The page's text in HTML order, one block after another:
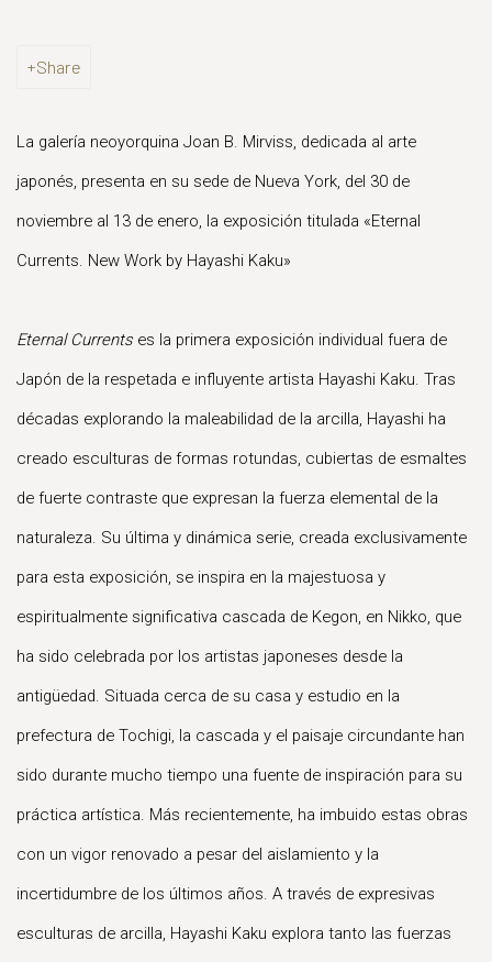
Share
La galería neoyorquina Joan B. Mirviss, dedicada al arte
japonés, presenta en su sede de Nueva York, del 30 de
noviembre al 13 de enero, la exposición titulada «Eternal
Currents. New Work by Hayashi Kaku»
Eternal Currents es la primera exposición individual fuera de
Japón de la respetada e influyente artista Hayashi Kaku. Tras
décadas explorando la maleabilidad de la arcilla, Hayashi ha
creado esculturas de formas rotundas, cubiertas de esmaltes
de fuerte contraste que expresan la fuerza elemental de la
naturaleza. Su última y dinámica serie, creada exclusivamente
para esta exposición, se inspira en la majestuosa y
espiritualmente significativa cascada de Kegon, en Nikko, que
ha sido celebrada por los artistas japoneses desde la
antigüedad. Situada cerca de su casa y estudio en la
prefectura de Tochigi, la cascada y el paisaje circundante han
sido durante mucho tiempo una fuente de inspiración para su
práctica artística. Más recientemente, ha imbuido estas obras
con un vigor renovado a pesar del aislamiento y la
incertidumbre de los últimos años. A través de expresivas
esculturas de arcilla, Hayashi Kaku explora tanto las fuerzas